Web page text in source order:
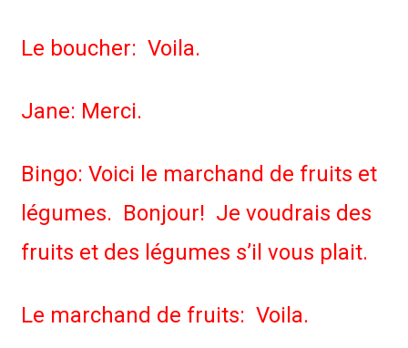
Le boucher: Voila.
Jane: Merci.
Bingo: Voici le marchand de fruits et
légumes. Bonjour! Je voudrais des
fruits et des légumes s’il vous plait.
Le marchand de fruits: Voila.